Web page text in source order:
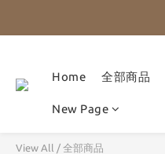
Home 全部商品
New Page
View All / 全部商品